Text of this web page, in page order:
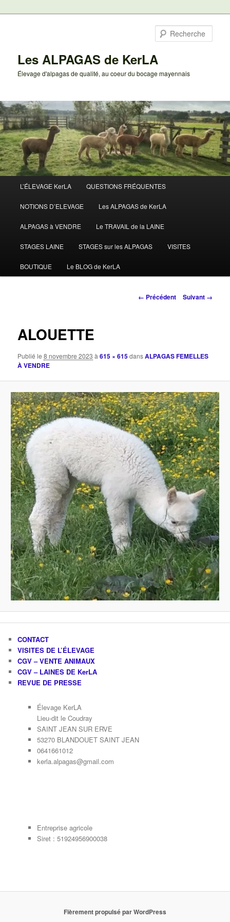
Les ALPAGAS de KerLA
Élevage d'alpagas de qualité, au coeur du bocage mayennais
principal
L’ÉLEVAGE KerLA QUESTIONS FRÉQUENTES
NOTIONS D’ELEVAGE Les ALPAGAS de KerLA
ALPAGAS à VENDRE Le TRAVAIL de la LAINE
STAGES LAINE STAGES sur les ALPAGAS VISITES
BOUTIQUE Le BLOG de KerLA
Navigation
← Précédent Suivant →
ALOUETTE
Publié le8 novembre 2023 à615 × 615dansALPAGAS FEMELLES
À VENDRE
CONTACT
VISITES DE L’ÉLEVAGE
CGV – VENTE ANIMAUX
CGV – LAINES DE KerLA
REVUE DE PRESSE
Élevage KerLA
Lieu-dit le Coudray
SAINT JEAN SUR ERVE
53270 BLANDOUET SAINT JEAN
0641661012
kerla.alpagas@gmail.com
Entreprise agricole
Siret : 51924956900038
Fièrement propulsé par WordPress